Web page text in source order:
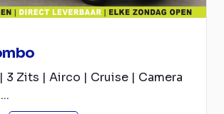
| 3 Zits | Airco | Cruise | Camera